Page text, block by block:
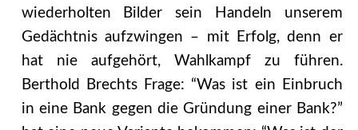
wiederholten Bilder sein Handeln unserem
Gedächtnis aufzwingen – mit Erfolg, denn er
hat nie aufgehört, Wahlkampf zu führen.
Berthold Brechts Frage: “Was ist ein Einbruch
in eine Bank gegen die Gründung einer Bank?”